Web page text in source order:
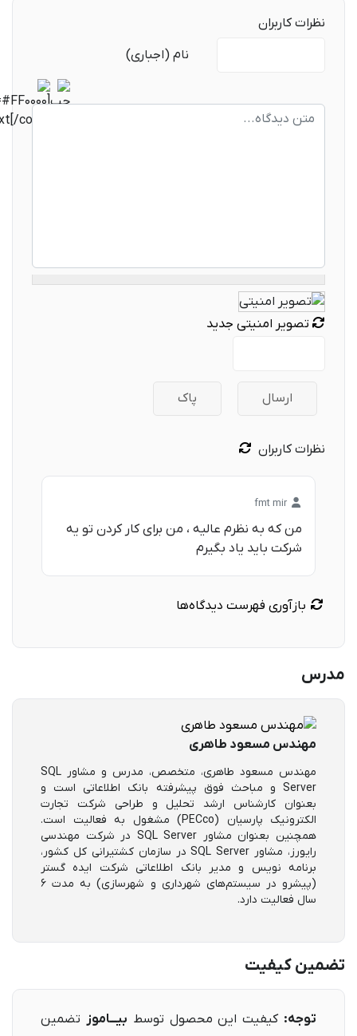
نظرات کاربران
نام (اجباری)
تصویر امنیتی جدید
ارسال پاک
نظرات کاربران
fmt mir
من که به نظرم عالیه ، من برای کار کردن تو یه
شرکت باید یاد بگیرم
بازآوری فهرست دیدگاه‌ها
مدرس
مهندس مسعود طاهری
مهندس مسعود طاهری، متخصص، مدرس و مشاور SQL
Server و مباحث فوق پیشرفته بانک اطلاعاتی است و
بعنوان کارشناس ارشد تحلیل و طراحی شرکت تجارت
الکترونیک پارسیان (PECco) مشغول به فعالیت است.
همچنین بعنوان مشاور SQL Server در شرکت مهندسی
رایورز، مشاور SQL Server در سازمان کشتیرانی کل کشور،
برنامه نویس و مدیر بانک اطلاعاتی شرکت ایده گستر
(پیشرو در سیستم‌های شهرداری و شهرسازی) به مدت ۶
سال فعالیت دارد.
تضمین کیفیت
توجه: کیفیت این محصول توسط بیـــاموز تضمین